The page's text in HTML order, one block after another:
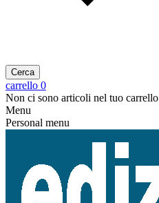
Cerca
carrello 0
Non ci sono articoli nel tuo carrello
Menu
Personal menu